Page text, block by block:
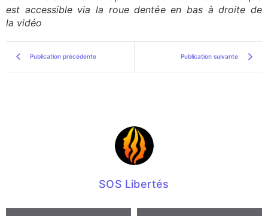
est acces­sible via la roue den­tée en bas à droite de
la vidéo
Publication précédente Publication suivante
SOS Libertés